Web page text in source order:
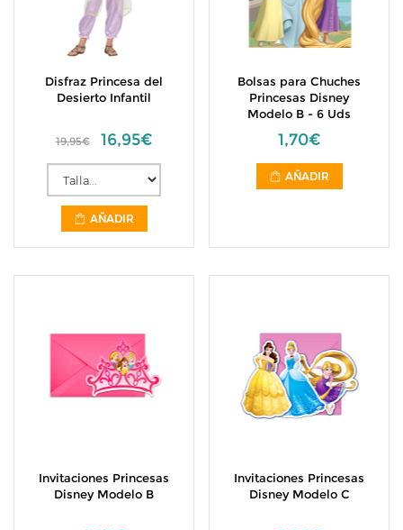
Disfraz Princesa del
Desierto Infantil
19,95€ 16,95€
AÑADIR
Bolsas para Chuches
Princesas Disney
Modelo B - 6 Uds
1,70€
AÑADIR
Invitaciones Princesas
Disney Modelo B
Invitaciones Princesas
Disney Modelo C